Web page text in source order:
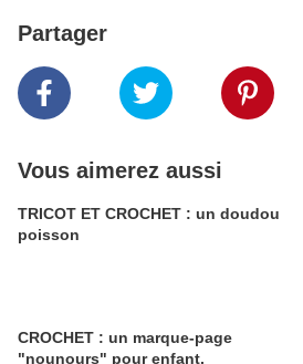
Partager
Vous aimerez aussi
TRICOT ET CROCHET : un doudou
poisson
CROCHET : un marque-page
"nounours" pour enfant.